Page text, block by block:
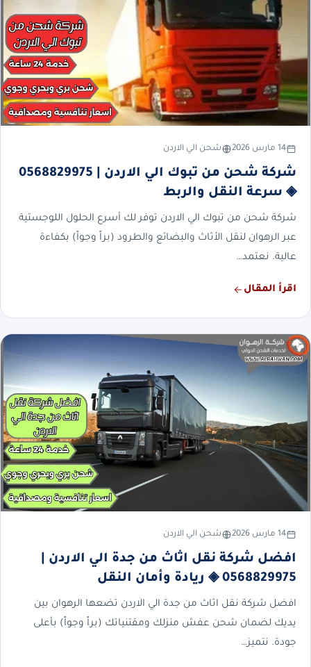
14 مارس 2026 شحن الي الاردن
شركة شحن من تبوك الي الاردن | 0568829975
◈ سرعة النقل والربط
شركة شحن من تبوك الي الاردن توفر لك أسرع الحلول اللوجستية
عبر الرهوان لنقل الأثاث والبضائع والطرود (براً وجواً) بكفاءة
عالية. نعتمد…
اقرأ المقال
14 مارس 2026 شحن الي الاردن
افضل شركة نقل اثاث من جدة الي الاردن |
0568829975 ◈ ريادة وأمان النقل
افضل شركة نقل اثاث من جدة الي الاردن تضعها الرهوان بين
يديك لضمان شحن عفش منزلك ومقتنياتك (براً وجواً) بأعلى
جودة. نتميز…